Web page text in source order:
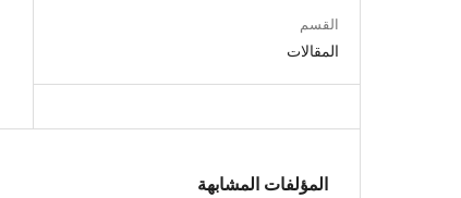
القسم
المقالات
المؤلفات المشابهة